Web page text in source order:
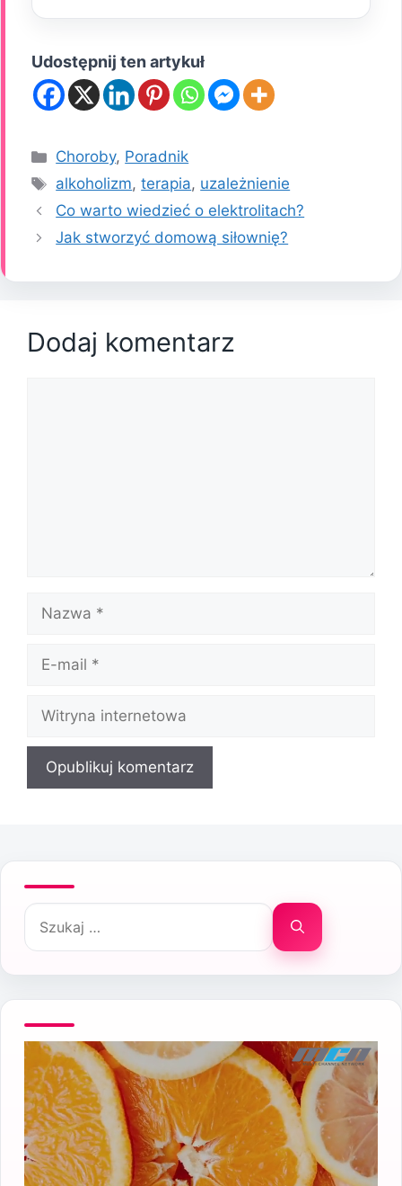
Udostępnij ten artykuł
Kategorie
Choroby, Poradnik
Tagi
alkoholizm,terapia, uzależnienie
Co warto wiedzieć o elektrolitach?
Jak stworzyć domową siłownię?
Dodaj komentarz
Nazwa
Witryna
internetowa
Szukaj: